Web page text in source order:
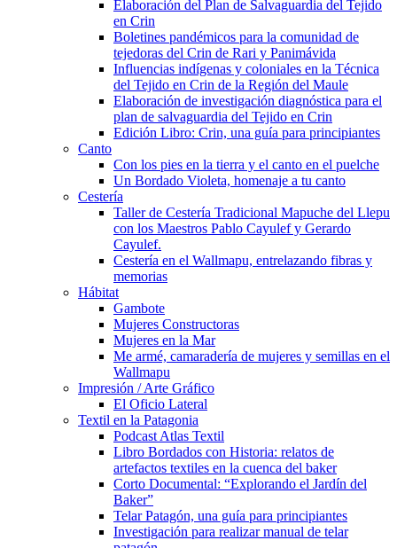
Elaboración del Plan de Salvaguardia del Tejido
en Crin
Boletines pandémicos para la comunidad de
tejedoras del Crin de Rari y Panimávida
Influencias indígenas y coloniales en la Técnica
del Tejido en Crin de la Región del Maule
Elaboración de investigación diagnóstica para el
plan de salvaguardia del Tejido en Crin
Edición Libro: Crin, una guía para principiantes
Canto
Con los pies en la tierra y el canto en el puelche
Un Bordado Violeta, homenaje a tu canto
Cestería
Taller de Cestería Tradicional Mapuche del Llepu
con los Maestros Pablo Cayulef y Gerardo
Cayulef.
Cestería en el Wallmapu, entrelazando fibras y
memorias
Hábitat
Gambote
Mujeres Constructoras
Mujeres en la Mar
Me armé, camaradería de mujeres y semillas en el
Wallmapu
Impresión / Arte Gráfico
El Oficio Lateral
Textil en la Patagonia
Podcast Atlas Textil
Libro Bordados con Historia: relatos de
artefactos textiles en la cuenca del baker
Corto Documental: “Explorando el Jardín del
Baker”
Telar Patagón, una guía para principiantes
Investigación para realizar manual de telar